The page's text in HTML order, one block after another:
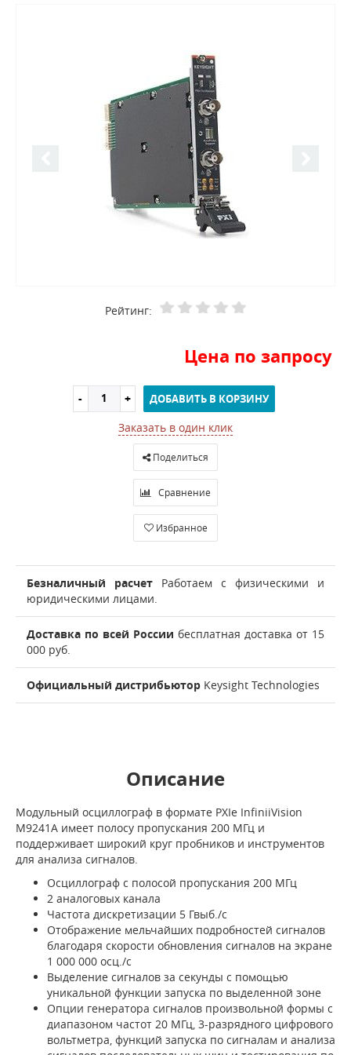
Рейтинг:
Цена по запросу
ДОБАВИТЬ В КОРЗИНУ
Заказать в один клик
Поделиться
Сравнение
Избранное
Безналичный расчет Работаем с физическими и
юридическими лицами.
Доставка по всей России бесплатная доставка от 15
000 руб.
Официальный дистрибьютор Keysight Technologies
Описание
Модульный осциллограф в формате PXIe InfiniiVision
M9241A имеет полосу пропускания 200 МГц и
поддерживает широкий круг пробников и инструментов
для анализа сигналов.
Осциллограф с полосой пропускания 200 МГц
2 аналоговых канала
Частота дискретизации 5 Гвыб./с
Отображение мельчайших подробностей сигналов
благодаря скорости обновления сигналов на экране
1 000 000 осц./с
Выделение сигналов за секунды с помощью
уникальной функции запуска по выделенной зоне
Опции генератора сигналов произвольной формы с
диапазоном частот 20 МГц, 3-разрядного цифрового
вольтметра, функций запуска по сигналам и анализа